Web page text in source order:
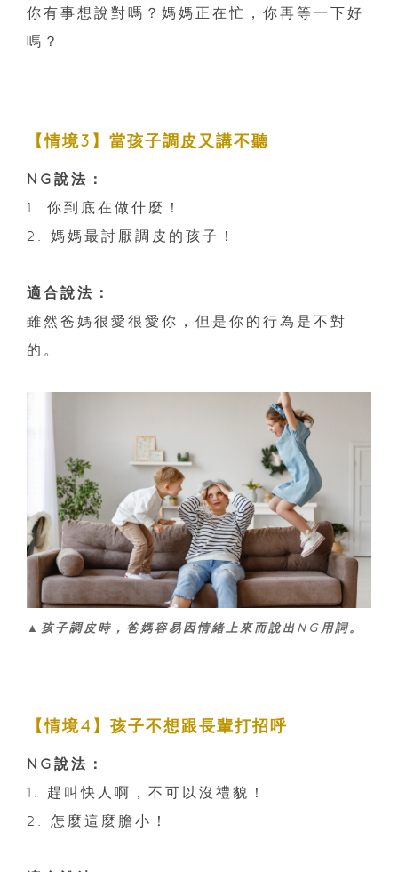
你有事想說對嗎？媽媽正在忙，你再等一下好
嗎？
【情境3】當孩子調皮又講不聽
NG說法：
1. 你到底在做什麼！
2. 媽媽最討厭調皮的孩子！
適合說法：
雖然爸媽很愛很愛你，但是你的行為是不對
的。
▲孩子調皮時，爸媽容易因情緒上來而說出NG用詞。
【情境4】孩子不想跟長輩打招呼
NG說法：
1. 趕叫快人啊，不可以沒禮貌！
2. 怎麼這麼膽小！